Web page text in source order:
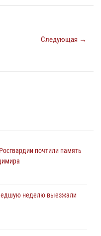
Следующая →
почтили память
неделю выезжали